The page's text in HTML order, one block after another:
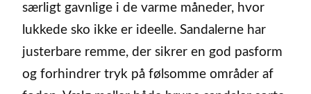
særligt gavnlige i de varme måneder, hvor
lukkede sko ikke er ideelle. Sandalerne har
justerbare remme, der sikrer en god pasform
og forhindrer tryk på følsomme områder af